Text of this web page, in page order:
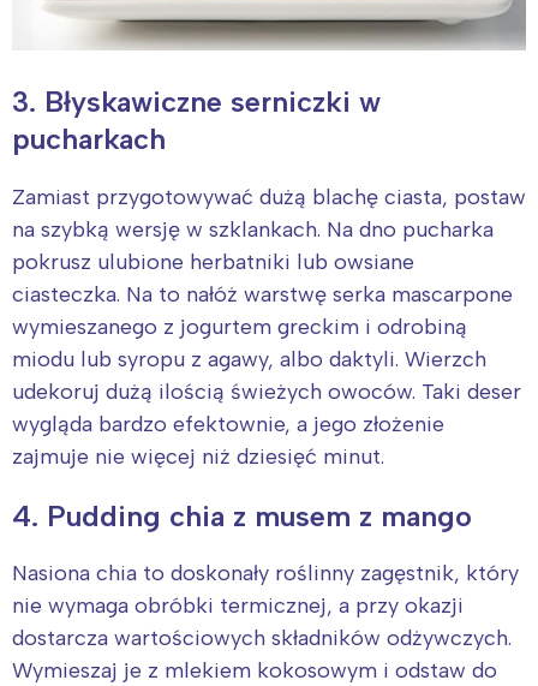
3. Błyskawiczne serniczki w
pucharkach
Zamiast przygotowywać dużą blachę ciasta, postaw
na szybką wersję w szklankach. Na dno pucharka
pokrusz ulubione herbatniki lub owsiane
ciasteczka. Na to nałóż warstwę serka mascarpone
wymieszanego z jogurtem greckim i odrobiną
miodu lub syropu z agawy, albo daktyli. Wierzch
udekoruj dużą ilością świeżych owoców. Taki deser
wygląda bardzo efektownie, a jego złożenie
zajmuje nie więcej niż dziesięć minut.
4. Pudding chia z musem z mango
Nasiona chia to doskonały roślinny zagęstnik, który
nie wymaga obróbki termicznej, a przy okazji
dostarcza wartościowych składników odżywczych.
Wymieszaj je z mlekiem kokosowym i odstaw do